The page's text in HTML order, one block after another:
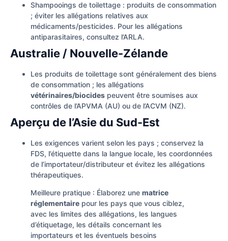
Shampooings de toilettage : produits de consommation
; éviter les allégations relatives aux
médicaments/pesticides. Pour les allégations
antiparasitaires, consultez l’ARLA.
Australie / Nouvelle-Zélande
Les produits de toilettage sont généralement des biens
de consommation ; les allégations
vétérinaires/biocides peuvent être soumises aux
contrôles de l’APVMA (AU) ou de l’ACVM (NZ).
Aperçu de l’Asie du Sud-Est
Les exigences varient selon les pays ; conservez la
FDS, l’étiquette dans la langue locale, les coordonnées
de l’importateur/distributeur et évitez les allégations
thérapeutiques.
Meilleure pratique : Élaborez une matrice
réglementaire pour les pays que vous ciblez,
avec les limites des allégations, les langues
d’étiquetage, les détails concernant les
importateurs et les éventuels besoins